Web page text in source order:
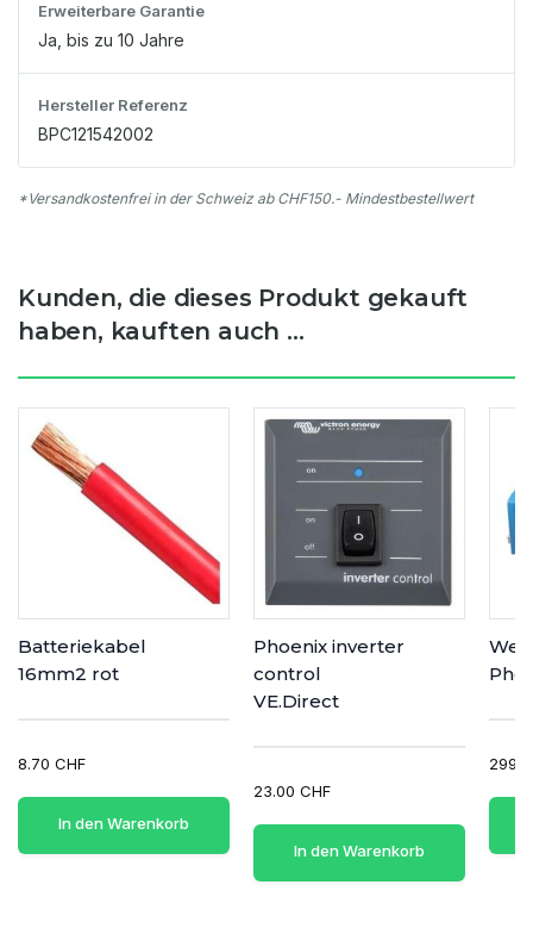
Erweiterbare Garantie
Ja, bis zu 10 Jahre
Hersteller Referenz
BPC121542002
*Versandkostenfrei in der Schweiz ab CHF150.- Mindestbestellwert
Kunden, die dieses Produkt gekauft
haben, kauften auch ...
Batteriekabel
16mm2 rot
8.70 CHF
In den Warenkorb
Phoenix inverter
control
VE.Direct
23.00 CHF
In den Warenkorb